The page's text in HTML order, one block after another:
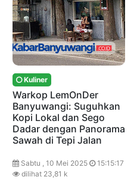
Kuliner
Warkop LemOnDer
Banyuwangi: Suguhkan
Kopi Lokal dan Sego
Dadar dengan Panorama
Sawah di Tepi Jalan
Sabtu , 10 Mei 2025
15:15:17
dilihat 23,81 k